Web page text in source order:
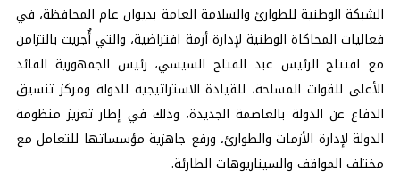
الشبكة الوطنية للطوارئ والسلامة العامة بديوان عام المحافظة، في
فعاليات المحاكاة الوطنية لإدارة أزمة افتراضية، والتي أُجريت بالتزامن
مع افتتاح الرئيس عبد الفتاح السيسي، رئيس الجمهورية القائد
الأعلى للقوات المسلحة، للقيادة الاستراتيجية للدولة ومركز تنسيق
الدفاع عن الدولة بالعاصمة الجديدة، وذلك في إطار تعزيز منظومة
الدولة لإدارة الأزمات والطوارئ، ورفع جاهزية مؤسساتها للتعامل مع
مختلف المواقف والسيناريوهات الطارئة.